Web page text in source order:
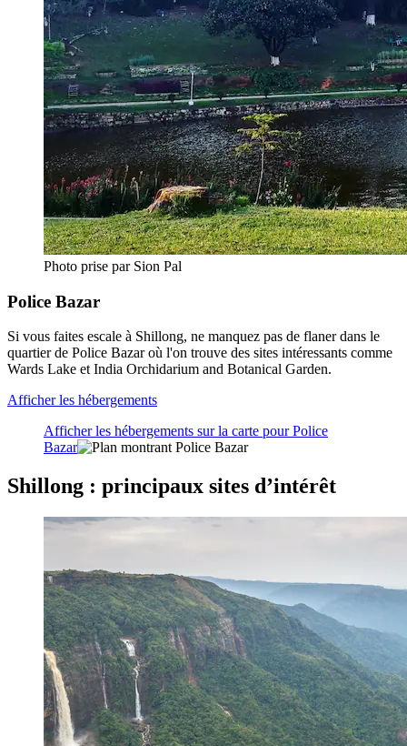
Photo prise par Sion Pal
Police Bazar
Si vous faites escale à Shillong, ne manquez pas de flaner dans le
quartier de Police Bazar où l'on trouve des sites intéressants comme
Wards Lake et India Orchidarium and Botanical Garden.
Afficher les hébergements
Afficher les hébergements sur la carte pour Police
Bazar
Shillong : principaux sites d’intérêt